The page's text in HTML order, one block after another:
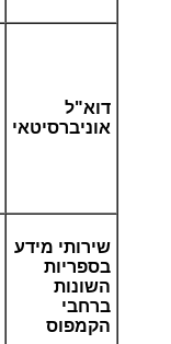
דוא"ל
אוניברסיטאי
שירותי מידע
בספריות
השונות
ברחבי
הקמפוס